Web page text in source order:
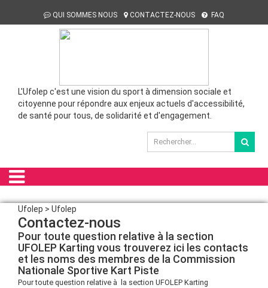
QUI SOMMES NOUS CONTACTEZ-NOUS FAQ
L'Ufolep c'est une vision du sport à dimension sociale et
citoyenne pour répondre aux enjeux actuels d'accessibilité,
de santé pour tous, de solidarité et d'engagement.
Ufolep > Ufolep
Contactez-nous
Pour toute question relative à la section
UFOLEP Karting vous trouverez ici les contacts
et les noms des membres de la Commission
Nationale Sportive Kart Piste
Pour toute question relative à la section UFOLEP Karting